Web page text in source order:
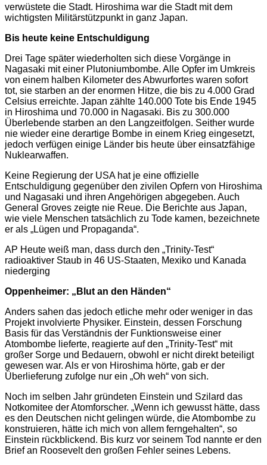
verwüstete die Stadt. Hiroshima war die Stadt mit dem
wichtigsten Militärstützpunkt in ganz Japan.
Bis heute keine Entschuldigung
Drei Tage später wiederholten sich diese Vorgänge in
Nagasaki mit einer Plutoniumbombe. Alle Opfer im Umkreis
von einem halben Kilometer des Abwurfortes waren sofort
tot, sie starben an der enormen Hitze, die bis zu 4.000 Grad
Celsius erreichte. Japan zählte 140.000 Tote bis Ende 1945
in Hiroshima und 70.000 in Nagasaki. Bis zu 300.000
Überlebende starben an den Langzeitfolgen. Seither wurde
nie wieder eine derartige Bombe in einem Krieg eingesetzt,
jedoch verfügen einige Länder bis heute über einsatzfähige
Nuklearwaffen.
Keine Regierung der USA hat je eine offizielle
Entschuldigung gegenüber den zivilen Opfern von Hiroshima
und Nagasaki und ihren Angehörigen abgegeben. Auch
General Groves zeigte nie Reue. Die Berichte aus Japan,
wie viele Menschen tatsächlich zu Tode kamen, bezeichnete
er als „Lügen und Propaganda“.
AP Heute weiß man, dass durch den „Trinity-Test“
radioaktiver Staub in 46 US-Staaten, Mexiko und Kanada
niederging
Oppenheimer: „Blut an den Händen“
Anders sahen das jedoch etliche mehr oder weniger in das
Projekt involvierte Physiker. Einstein, dessen Forschung
Basis für das Verständnis der Funktionsweise einer
Atombombe lieferte, reagierte auf den „Trinity-Test“ mit
großer Sorge und Bedauern, obwohl er nicht direkt beteiligt
gewesen war. Als er von Hiroshima hörte, gab er der
Überlieferung zufolge nur ein „Oh weh“ von sich.
Noch im selben Jahr gründeten Einstein und Szilard das
Notkomitee der Atomforscher. „Wenn ich gewusst hätte, dass
es den Deutschen nicht gelingen würde, die Atombombe zu
konstruieren, hätte ich mich von allem ferngehalten“, so
Einstein rückblickend. Bis kurz vor seinem Tod nannte er den
Brief an Roosevelt den großen Fehler seines Lebens.